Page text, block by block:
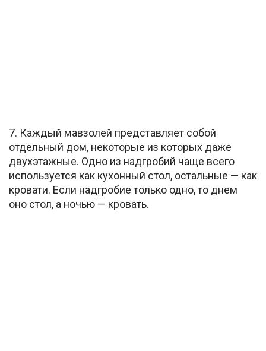
7. Каждый мавзолей представляет собой
отдельный дом, некоторые из которых даже
двухэтажные. Одно из надгробий чаще всего
используется как кухонный стол, остальные — как
кровати. Если надгробие только одно, то днем
оно стол, а ночью — кровать.